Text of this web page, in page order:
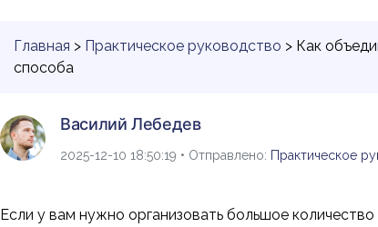
Главная > Практическое руководство > Как
способа
Василий Лебедев
2025-12-10 18:50:19 • Отправлено: Практическое
Если у вам нужно организовать большое